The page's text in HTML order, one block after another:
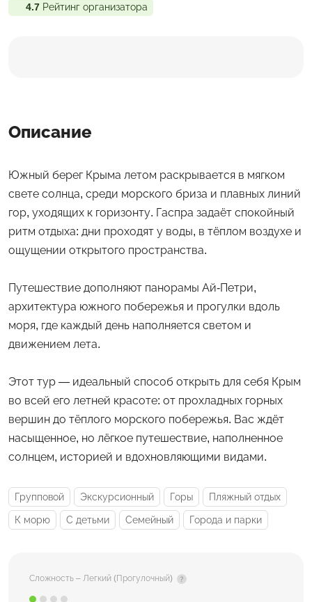
4.7 Рейтинг организатора
Описание
Южный берег Крыма летом раскрывается в мягком
свете солнца, среди морского бриза и плавных линий
гор, уходящих к горизонту. Гаспра задаёт спокойный
ритм отдыха: дни проходят у воды, в тёплом воздухе и
ощущении открытого пространства.
Путешествие дополняют панорамы Ай-Петри,
архитектура южного побережья и прогулки вдоль
моря, где каждый день наполняется светом и
движением лета.
Этот тур — идеальный способ открыть для себя Крым
во всей его летней красоте: от прохладных горных
вершин до тёплого морского побережья. Вас ждёт
насыщенное, но лёгкое путешествие, наполненное
солнцем, историей и вдохновляющими видами.
Групповой Экскурсионный Горы Пляжный отдых
К морю С детьми Семейный Города и парки
Сложность – Легкий (Прогулочный)